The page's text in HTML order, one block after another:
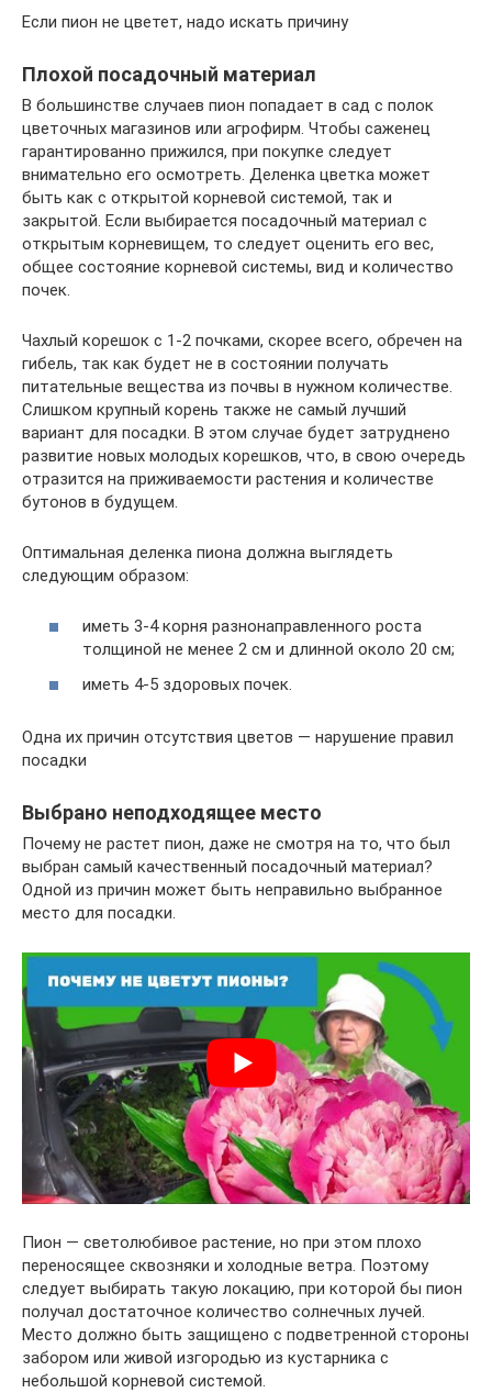
Если пион не цветет, надо искать причину
Плохой посадочный материал
В большинстве случаев пион попадает в сад с полок
цветочных магазинов или агрофирм. Чтобы саженец
гарантированно прижился, при покупке следует
внимательно его осмотреть. Деленка цветка может
быть как с открытой корневой системой, так и
закрытой. Если выбирается посадочный материал с
открытым корневищем, то следует оценить его вес,
общее состояние корневой системы, вид и количество
почек.
Чахлый корешок с 1-2 почками, скорее всего, обречен на
гибель, так как будет не в состоянии получать
питательные вещества из почвы в нужном количестве.
Слишком крупный корень также не самый лучший
вариант для посадки. В этом случае будет затруднено
развитие новых молодых корешков, что, в свою очередь
отразится на приживаемости растения и количестве
бутонов в будущем.
Оптимальная деленка пиона должна выглядеть
следующим образом:
иметь 3-4 корня разнонаправленного роста
толщиной не менее 2 см и длинной около 20 см;
иметь 4-5 здоровых почек.
Одна их причин отсутствия цветов — нарушение правил
посадки
Выбрано неподходящее место
Почему не растет пион, даже не смотря на то, что был
выбран самый качественный посадочный материал?
Одной из причин может быть неправильно выбранное
место для посадки.
Пион — светолюбивое растение, но при этом плохо
переносящее сквозняки и холодные ветра. Поэтому
следует выбирать такую локацию, при которой бы пион
получал достаточное количество солнечных лучей.
Место должно быть защищено с подветренной стороны
забором или живой изгородью из кустарника с
небольшой корневой системой.